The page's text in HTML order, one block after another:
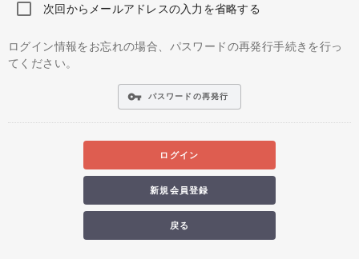
次回からメールアドレスの入力を省略する
ログイン情報をお忘れの場合、パスワードの再発行手続きを行っ
てください。
vpn_key パスワードの再発行
ログイン
新規会員登録
戻る